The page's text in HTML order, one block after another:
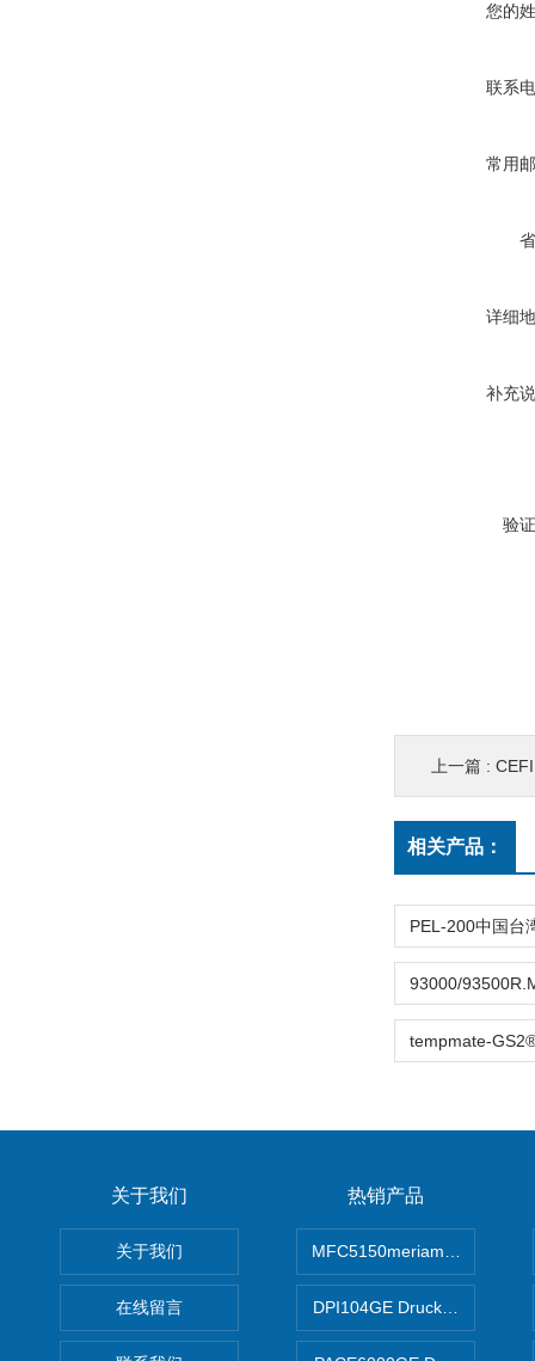
您的
联系
常用
详细
补充
验
上一篇 :
相关产品：
关于我们
关于我们
在线留言
热销产品
MFC5150meriam智能手操器
DPI104GE Druck德鲁克